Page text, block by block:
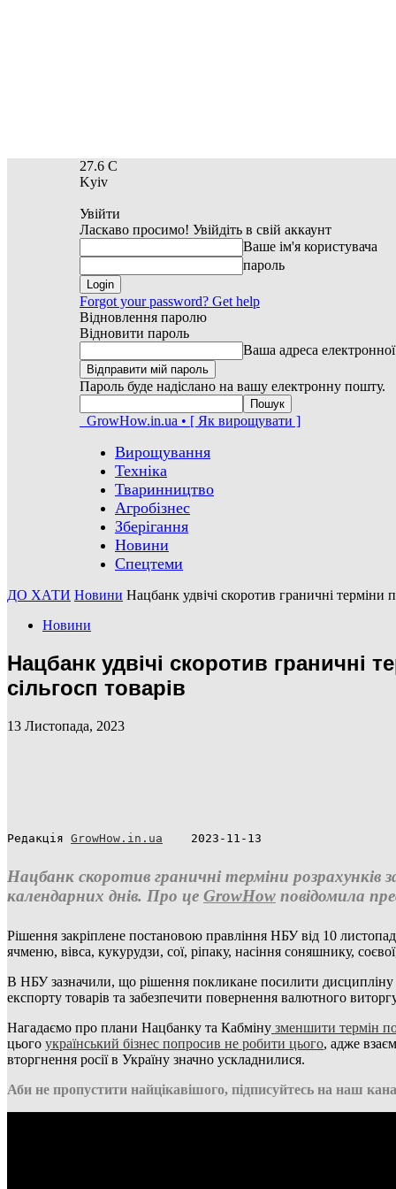
27.6 C
Kyiv
Увійти
Ласкаво просимо! Увійдіть в свій аккаунт
Ваше ім'я користувача
пароль
Forgot your password? Get help
Відновлення паролю
Відновити пароль
Ваша адреса
Пароль буде надіслано на вашу електронну пошту.
GrowHow.in.ua • [ Як вирощувати ]
Вирощування
Техніка
Тваринництво
Агробізнес
Зберігання
Новини
Спецтеми
ДО ХАТИ Новини Нацбанк удвічі скоротив граничні терміни
Новини
Нацбанк удвічі скоротив граничні
сільгосп товарів
13 Листопада, 2023
Редакція GrowHow.in.ua 2023-11-13
Нацбанк скоротив граничні терміни розрахунків
календарних днів. Про це GrowHow повідомила
Рішення закріплене постановою правління НБУ від 10
ячменю, вівса, кукурудзи, сої, ріпаку, насіння соняшнику,
В НБУ зазначили, що рішення покликане посилити дисципліну
експорту товарів та забезпечити повернення валютного
Нагадаємо про плани Нацбанку та Кабміну зменшити термін
цього український бізнес попросив не робити цього, адже
вторгнення росії в Україну значно ускладнилися.
Аби не пропустити найцікавішого, підписуйтесь на наш